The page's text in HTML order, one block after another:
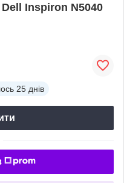
Inspiron N5040
25 днів